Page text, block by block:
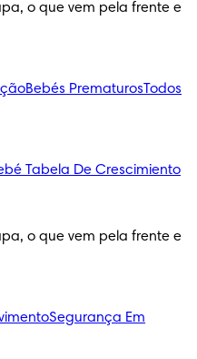
o que vem pela frente e
Bebés PrematurosTodos
Tabela De Crescimiento
o que vem pela frente e
Segurança Em